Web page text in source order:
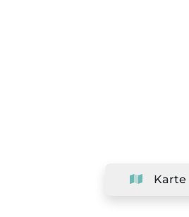
Karte